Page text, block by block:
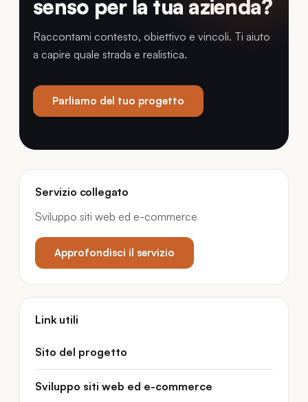
senso per la tua azienda?
Raccontami contesto, obiettivo e vincoli. Ti aiuto
a capire quale strada e realistica.
Parliamo del tuo progetto
Servizio collegato
Sviluppo siti web ed e-commerce
Approfondisci il servizio
Link utili
Sito del progetto
Sviluppo siti web ed e-commerce